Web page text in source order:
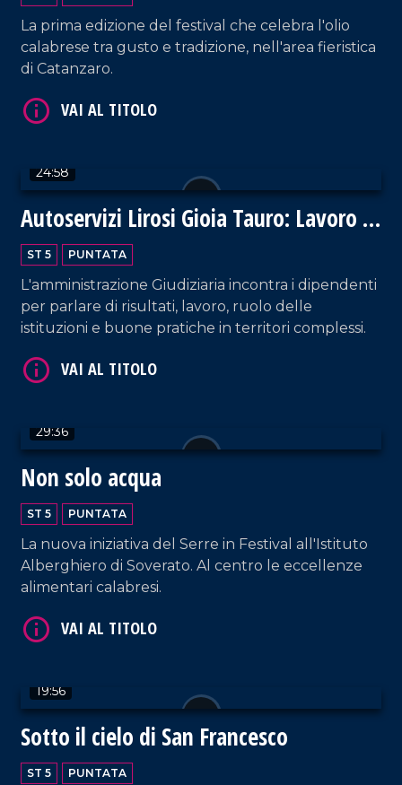
La prima edizione del festival che celebra l'olio
calabrese tra gusto e tradizione, nell'area fieristica
di Catanzaro.
24:58
Autoservizi Lirosi Gioia Tauro: Lavoro e
legalità
ST 5 PUNTATA
L'amministrazione Giudiziaria incontra i dipendenti
per parlare di risultati, lavoro, ruolo delle
istituzioni e buone pratiche in territori complessi.
29:36
Non solo acqua
ST 5 PUNTATA
La nuova iniziativa del Serre in Festival all'Istituto
Alberghiero di Soverato. Al centro le eccellenze
alimentari calabresi.
19:56
Sotto il cielo di San Francesco
ST 5 PUNTATA
VAI AL TITOLO
VAI AL TITOLO